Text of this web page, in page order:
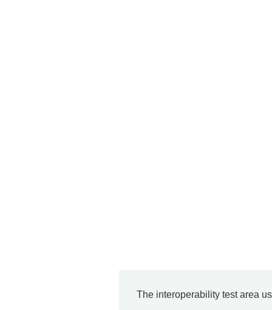
The interoperability test area